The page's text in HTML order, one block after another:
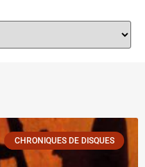
CHRONIQUES DE DISQUES